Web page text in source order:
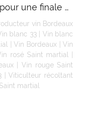
une finale …
vin Bordeaux
blanc 33| Vin blanc
|Vin Bordeaux|Vin
rosé Saint martial
| Vin rouge Saint
|Viticulteur récoltant
martial